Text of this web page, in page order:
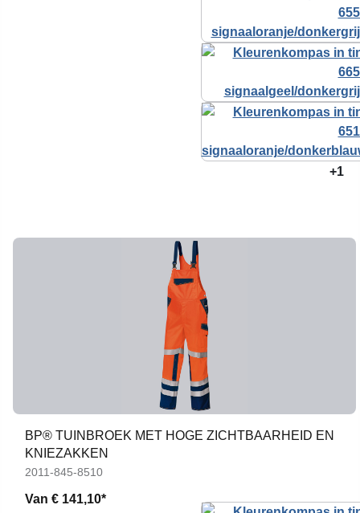
+1
BP® TUINBROEK MET HOGE ZICHTBAARHEID EN
KNIEZAKKEN
2011-845-8510
Van € 141,10*